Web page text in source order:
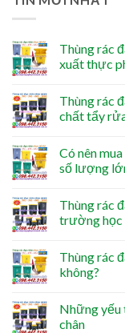
Thùng rác
xuất thực
Thùng rác
chất tẩy
Có nên
số lượng
Thùng rác
trường học
Thùng rác
không?
Những yếu
chân